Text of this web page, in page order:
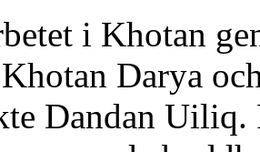
i Khotan
Darya
Dandan Uiliq.